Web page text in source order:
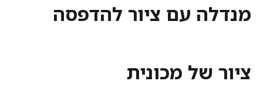
עם ציור להדפסה
של מכונית